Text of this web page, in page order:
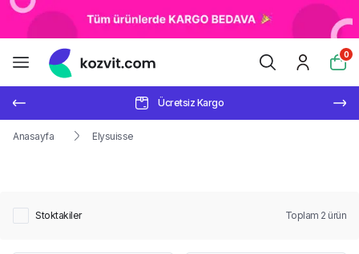
0
Ücretsiz Kargo
Anasayfa Elysuisse
Stoktakiler Toplam 2 ürün